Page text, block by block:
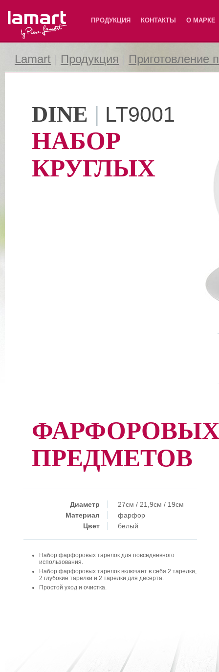
Lamart ПРОДУКЦИЯ КОНТАКТЫ О МАРКЕ
Lamart Продукция Приготовление
DINE | LT9001
НАБОР
КРУГЛЫХ
ФАРФОРОВЫХ
ПРЕДМЕТОВ
Диаметр
27см / 21,9см / 19см
Материал
фарфор
Цвет
белый
Набор фарфоровых тарелок для повседневного
использования.
Набор фарфоровых тарелок включает в себя 2 тарелки,
2 глубокие тарелки и 2 тарелки для десерта.
Простой уход и очистка.